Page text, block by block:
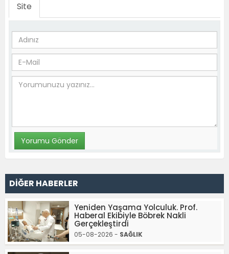
Site
DİĞER HABERLER
Yeniden Yaşama Yolculuk. Prof.
Haberal Ekibiyle Böbrek Nakli
Gerçekleştirdi
05-08-2026 - SAĞLIK